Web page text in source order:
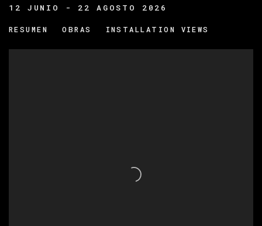
12 JUNIO - 22 AGOSTO 2026
RESUMEN OBRAS INSTALLATION VIEWS